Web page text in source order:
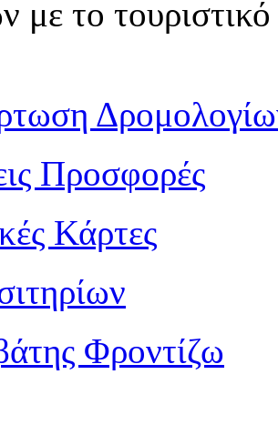
με το
Προσφορές
Κάρτες
Φροντίζω